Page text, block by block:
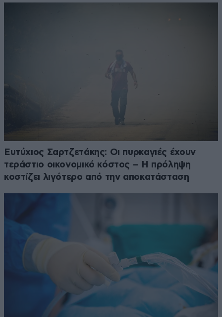
Ευτύχιος Σαρτζετάκης: Οι πυρκαγιές έχουν
τεράστιο οικονομικό κόστος – Η πρόληψη
κοστίζει λιγότερο από την αποκατάσταση